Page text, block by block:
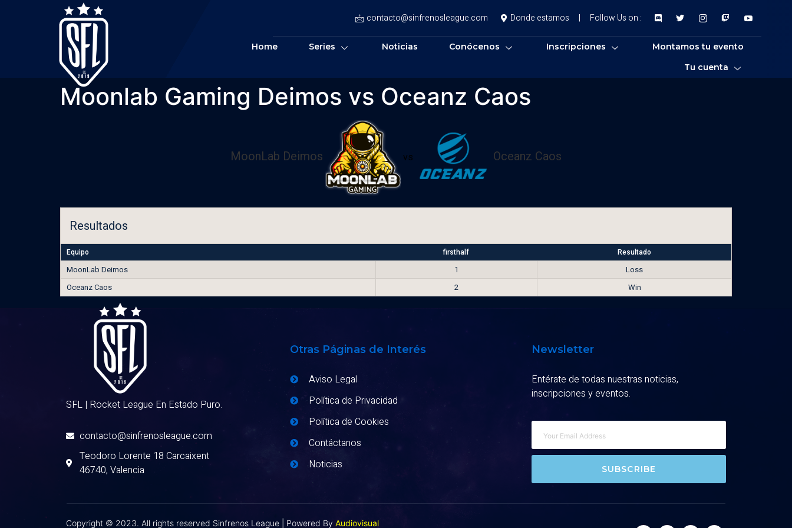
contacto@sinfrenosleague.com Donde estamos | Follow Us on :
Home Series Noticias Conócenos Inscripciones
Montamos tu evento
Tu cuenta
Moonlab Gaming Deimos vs Oceanz Caos
MoonLab Deimos vs Oceanz Caos
Resultados
Equipo firsthalf Resultado
MoonLab Deimos 1
Loss
Oceanz Caos
2 Win
SFL | Rocket League En Estado Puro.
contacto@sinfrenosleague.com
Teodoro Lorente 18 Carcaixent
46740, Valencia
Otras Páginas de Interés
Aviso Legal
Política de Privacidad
Política de Cookies
Contáctanos
Noticias
Newsletter
Entérate de todas nuestras noticias,
inscripciones y eventos.
SUBSCRIBE
Copyright © 2023. All rights reserved Sinfrenos League | Powered By Audiovisual